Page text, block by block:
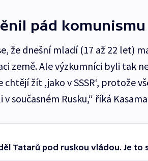
pád komunismu
že dnešní mladí (17 až 22 let)
země. Ale výzkumníci byli tak
chtějí žít ,jako v SSSR‘, protože
v současném Rusku,“ říká
Tatarů pod ruskou vládou. Je to